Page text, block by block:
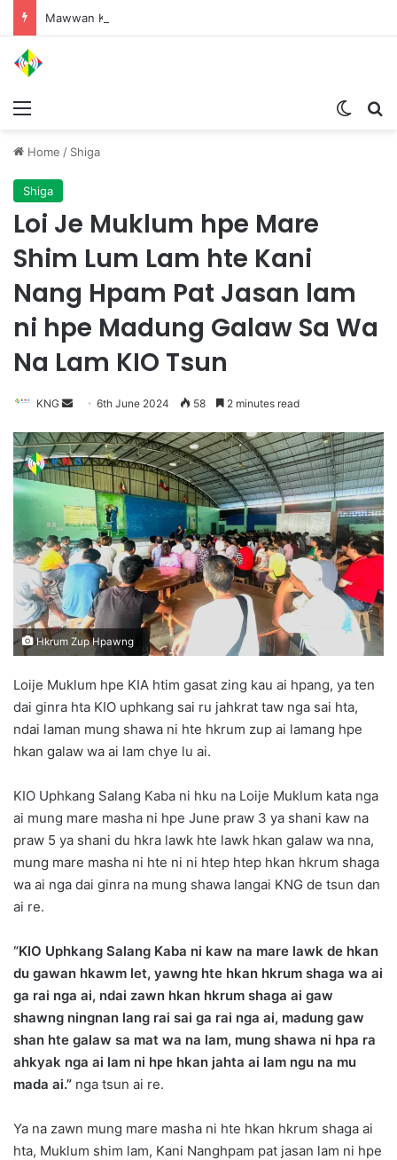
Home / Shiga
Shiga
Loi Je Muklum hpe Mare
Shim Lum Lam hte Kani
Nang Hpam Pat Jasan lam
ni hpe Madung Galaw Sa Wa
Na Lam KIO Tsun
KNG
n
d
a
n
e
m
a
i
l
6th June 2024 58 2 minutes read
Hkrum Zup Hpawng
Loije Muklum hpe KIA htim gasat zing kau ai hpang, ya ten
dai ginra hta KIO uphkang sai ru jahkrat taw nga sai hta,
ndai laman mung shawa ni hte hkrum zup ai lamang hpe
hkan galaw wa ai lam chye lu ai.
KIO Uphkang Salang Kaba ni hku na Loije Muklum kata nga
ai mung mare masha ni hpe June praw 3 ya shani kaw na
praw 5 ya shani du hkra lawk hte lawk hkan galaw wa nna,
mung mare masha ni hte ni ni htep htep hkan hkrum shaga
wa ai nga dai ginra na mung shawa langai KNG de tsun dan
ai re.
“KIO Uphkang Salang Kaba ni kaw na mare lawk de hkan
du gawan hkawm let, yawng hte hkan hkrum shaga wa ai
ga rai nga ai, ndai zawn hkan hkrum shaga ai gaw
shawng ningnan lang rai sai ga rai nga ai, madung gaw
shan hte galaw sa mat wa na lam, mung shawa ni hpa ra
ahkyak nga ai lam ni hpe hkan jahta ai lam ngu na mu
mada ai.” nga tsun ai re.
Ya na zawn mung mare masha ni hte hkan hkrum shaga ai
hta, Muklum shim lam, Kani Nanghpam pat jasan lam ni hpe